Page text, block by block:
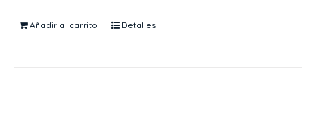
Añadir al carrito Detalles